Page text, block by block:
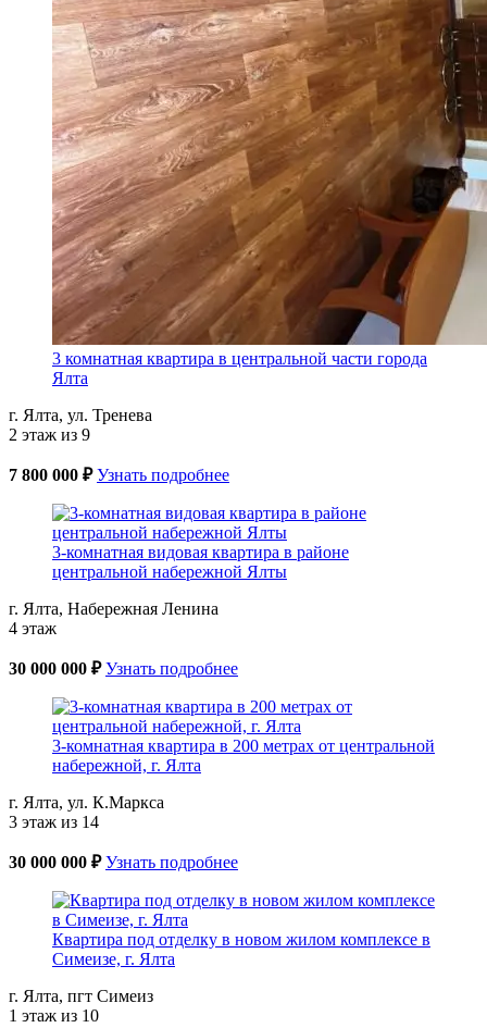
3 комнатная квартира в центральной части города
Ялта
г. Ялта, ул. Тренева
2 этаж из 9
7 800 000 ₽ Узнать подробнее
3-комнатная видовая квартира в районе
центральной набережной Ялты
г. Ялта, Набережная Ленина
4 этаж
30 000 000 ₽ Узнать подробнее
3-комнатная квартира в 200 метрах от центральной
набережной, г. Ялта
г. Ялта, ул. К.Маркса
3 этаж из 14
30 000 000 ₽ Узнать подробнее
Квартира под отделку в новом жилом комплексе в
Симеизе, г. Ялта
г. Ялта, пгт Симеиз
1 этаж из 10